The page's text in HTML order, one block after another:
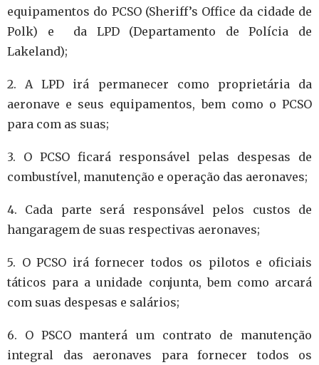
equipamentos do PCSO (Sheriff’s Office da cidade de
Polk) e da LPD (Departamento de Polícia de
Lakeland);
2. A LPD irá permanecer como proprietária da
aeronave e seus equipamentos, bem como o PCSO
para com as suas;
3. O PCSO ficará responsável pelas despesas de
combustível, manutenção e operação das aeronaves;
4. Cada parte será responsável pelos custos de
hangaragem de suas respectivas aeronaves;
5. O PCSO irá fornecer todos os pilotos e oficiais
táticos para a unidade conjunta, bem como arcará
com suas despesas e salários;
6. O PSCO manterá um contrato de manutenção
integral das aeronaves para fornecer todos os